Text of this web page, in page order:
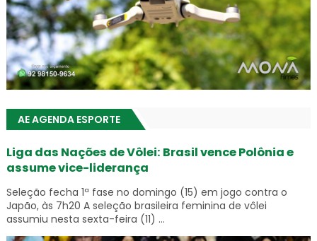
AE AGENDA ESPORTE
Liga das Nações de Vôlei: Brasil vence Polônia e
assume vice-liderança
Seleção fecha 1ª fase no domingo (15) em jogo contra o
Japão, às 7h20 A seleção brasileira feminina de vôlei
assumiu nesta sexta-feira (11) ...